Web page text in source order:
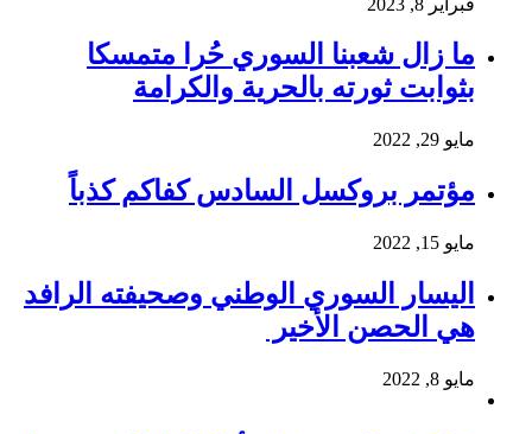
ما زال شعبنا السوري حُرا متمسكا
بثوابت ثورته بالحرية والكرامة
مايو 29, 2022
مؤتمر بروكسل السادس كفاكم كذباً
مايو 15, 2022
اليسار السوري الوطني وصحيفته الرافد
هي الحصن الأخير
مايو 8, 2022